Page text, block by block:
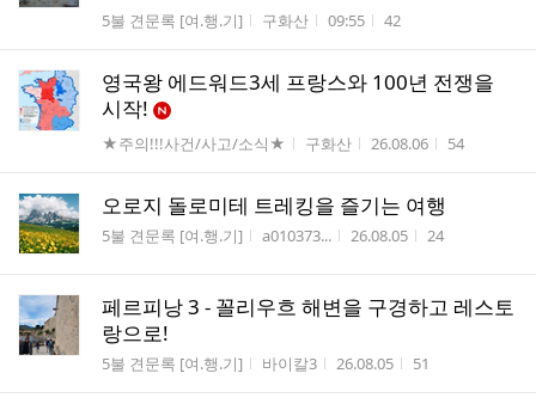
게시판명
5불 견문록 [여.행.기] 작성자
구화산 작성시간
09:55 조회수
42
영국왕 에드워드3세 프랑스와 100년 전쟁을
시작​!
게시판명
★주의!!!사건/사고/소식★ 작성자
구화산 작성시간
26.08.06 조회수
54
오로지 돌로미테 트레킹을 즐기는 여행
게시판명
5불 견문록 [여.행.기] 작성자
a010373... 작성시간
26.08.05 조회수
24
페르피낭 3 - 꼴리우흐 해변을 구경하고 레스토
랑으로!
게시판명
5불 견문록 [여.행.기] 작성자
바이칼3 작성시간
26.08.05 조회수
51